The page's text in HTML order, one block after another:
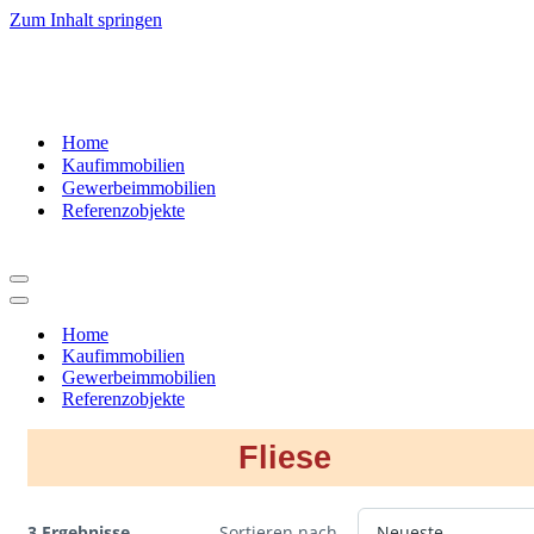
Zum Inhalt springen
Home
Kaufimmobilien
Gewerbeimmobilien
Referenzobjekte
Navigationsmenü
Navigationsmenü
Home
Kaufimmobilien
Gewerbeimmobilien
Referenzobjekte
Fliese